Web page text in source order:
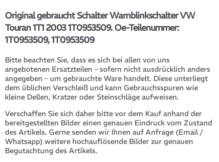
Original gebraucht Schalter Warnblinkschalter VW
Touran 1T1 2003 1T0953509. Oe-Teilenummer:
1T0953509, 1T0953509
Bitte beachten Sie, dass es sich bei allen von uns
angebotenen Ersatzteilen – sofern nicht ausdrücklich anders
angegeben – um gebrauchte Ware handelt. Diese unterliegt
dem üblichen Verschleiß und kann Gebrauchsspuren wie
kleine Dellen, Kratzer oder Steinschläge aufweisen.
Verschaffen Sie sich daher bitte vor dem Kauf anhand der
bereitgestellten Bilder einen genauen Eindruck vom Zustand
des Artikels. Gerne senden wir Ihnen auf Anfrage (Email /
Whatsapp) weitere hochauflösende Bilder zur genauen
Begutachtung des Artikels.